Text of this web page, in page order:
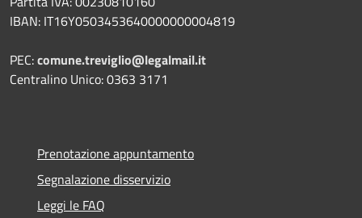
IBAN: IT16Y0503453640000000004819
PEC:comune.treviglio@legalmail.it
Centralino Unico: 0363 3171
Prenotazione appuntamento
Segnalazione disservizio
Leggi le FAQ